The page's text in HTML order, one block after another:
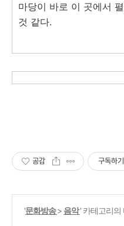
마당이 바로 이 곳에서
것 같다.
공감 구독하기
'문화방송> 음악' 카테고리의